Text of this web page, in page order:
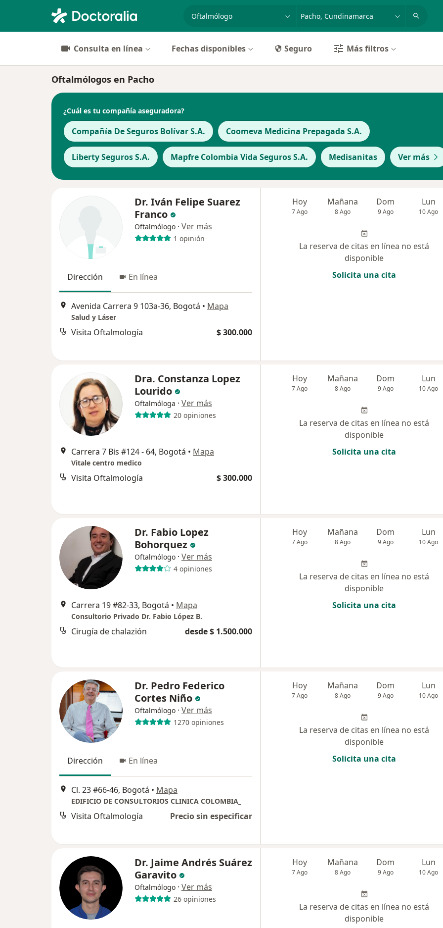
especialidad, enfermedad o nombre
Consulta en línea Fechas disponibles Seguro Más filtros
Oftalmólogos en Pacho
¿Cuál es tu compañía aseguradora?
Compañía De Seguros Bolívar S.A. Coomeva Medicina Prepagada S.A.
Liberty Seguros S.A. Mapfre Colombia Vida Seguros S.A. Medisanitas Ver más
Dr. Iván Felipe Suarez
Franco
Oftalmólogo · Ver más
1 opinión
Dirección En línea
Avenida Carrera 9 103a-36, Bogotá • Mapa
Salud y Láser
Visita Oftalmología $ 300.000
Hoy
7 Ago
Mañana
8 Ago
Dom
9 Ago
Lun
10 Ago
La reserva de citas en línea no está
disponible
Solicita una cita
Dra. Constanza Lopez
Lourido
Oftalmóloga · Ver más
20 opiniones
Carrera 7 Bis #124 - 64, Bogotá • Mapa
Vitale centro medico
Visita Oftalmología $ 300.000
Hoy
7 Ago
Mañana
8 Ago
Dom
9 Ago
Lun
10 Ago
La reserva de citas en línea no está
disponible
Solicita una cita
Dr. Fabio Lopez
Bohorquez
Oftalmólogo · Ver más
4 opiniones
Carrera 19 #82-33, Bogotá • Mapa
Consultorio Privado Dr. Fabio López B.
Cirugía de chalazión desde $ 1.500.000
Hoy
7 Ago
Mañana
8 Ago
Dom
9 Ago
Lun
10 Ago
La reserva de citas en línea no está
disponible
Solicita una cita
Dr. Pedro Federico
Cortes Niño
Oftalmólogo · Ver más
1270 opiniones
Dirección En línea
Cl. 23 #66-46, Bogotá • Mapa
EDIFICIO DE CONSULTORIOS CLINICA COLOMBIA_
Visita Oftalmología Precio sin especificar
Hoy
7 Ago
Mañana
8 Ago
Dom
9 Ago
Lun
10 Ago
La reserva de citas en línea no está
disponible
Solicita una cita
Dr. Jaime Andrés Suárez
Garavito
Oftalmólogo · Ver más
26 opiniones
Hoy
7 Ago
Mañana
8 Ago
Dom
9 Ago
Lun
10 Ago
La reserva de citas en línea no está
disponible